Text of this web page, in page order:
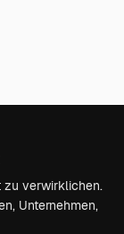
zu verwirklichen.
Unternehmen,